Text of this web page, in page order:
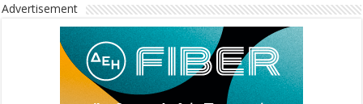
Advertisement